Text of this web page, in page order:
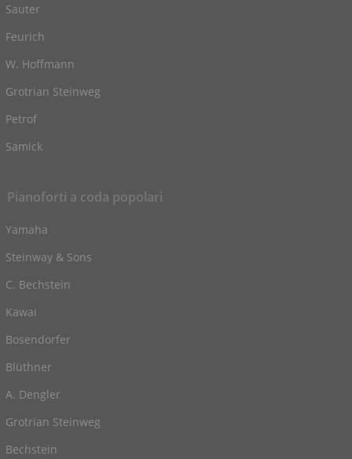
Sauter
Feurich
W. Hoffmann
Grotrian Steinweg
Petrof
Samick
Pianoforti a coda popolari
Yamaha
Steinway & Sons
C. Bechstein
Kawai
Bosendorfer
Blüthner
A. Dengler
Grotrian Steinweg
Bechstein